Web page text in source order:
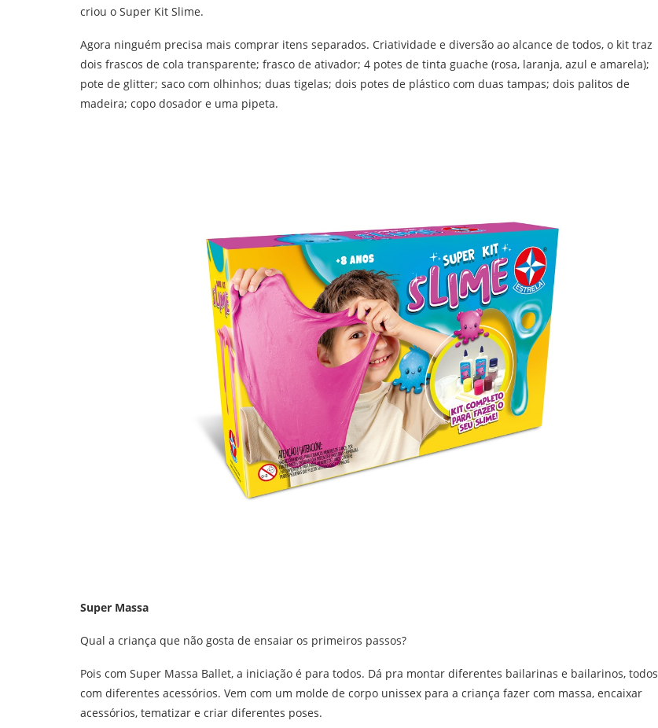
criou o Super Kit Slime.
Agora ninguém precisa mais comprar itens separados. Criatividade e diversão ao alcance de todos, o kit traz
dois frascos de cola transparente; frasco de ativador; 4 potes de tinta guache (rosa, laranja, azul e amarela);
pote de glitter; saco com olhinhos; duas tigelas; dois potes de plástico com duas tampas; dois palitos de
madeira; copo dosador e uma pipeta.
Super Massa
Qual a criança que não gosta de ensaiar os primeiros passos?
Pois com Super Massa Ballet, a iniciação é para todos. Dá pra montar diferentes bailarinas e bailarinos, todos
com diferentes acessórios. Vem com um molde de corpo unissex para a criança fazer com massa, encaixar
acessórios, tematizar e criar diferentes poses.